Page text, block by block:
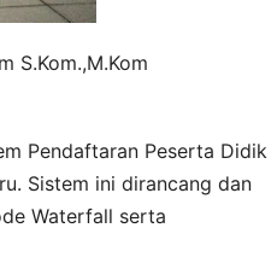
S.Kom.,M.Kom
Pendaftaran Peserta Didik
Sistem ini dirancang dan
Waterfall serta